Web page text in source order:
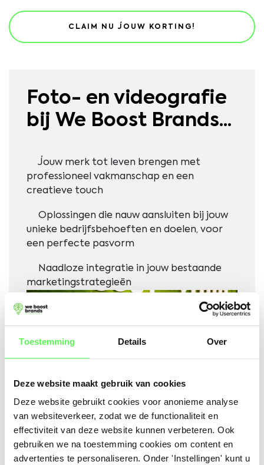
Toestemming Details Over
Deze website maakt gebruik van cookies
Deze website gebruikt cookies voor anonieme analyse
van websiteverkeer, zodat we de functionaliteit en
effectiviteit van deze website kunnen verbeteren. Ook
gebruiken we na toestemming cookies om content en
advertenties te personaliseren. Onder 'Instellingen' kunt u
Foto- en videografie
bij We Boost Brands...
Jouw merk tot leven brengen met
professioneel vakmanschap en een
creatieve touch
Oplossingen die nauw aansluiten bij jouw
unieke bedrijfsbehoeften en doelen, voor
een perfecte pasvorm
Naadloze integratie in jouw bestaande
marketingstrategieën